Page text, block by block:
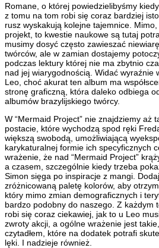
Romane, o której powiedzielibyśmy
z tomu na tom robi się coraz bardziej
rusz wyskakują kolejne tajemnice.
projekt, to kwestie naukowe są tutaj
musimy dosyć często zawieszać
twórców, ale w zamian dostajemy
podczas lektury której nie ma zbytnio
nad jej wiarygodnością. Widać wyraźnie
Leo, choć akurat ten album ma
stronę graficzną, która daleko odbiega
albumów brazylijskiego twórcy.
W “Mermaid Project” nie znajdziemy aż
postacie, które wychodzą spod ręki
większą swobodą, umożliwiającą
karykaturalnej formie ich specyficznych
wrażenie, że nad “Mermaid Project”
a czasem, szczególnie kiedy trzeba
Simon sięga po inspiracje z mangi.
zróżnicowaną paletę kolorów, aby
który mimo zmian demograficznych i
bardzo podobny do naszego. Z każdym
robi się coraz ciekawiej, jak to u Leo
zwroty akcji, a ogólne wrażenie jest
czytadłem, które na dodatek potrafi
lęki. I nadzieje również.